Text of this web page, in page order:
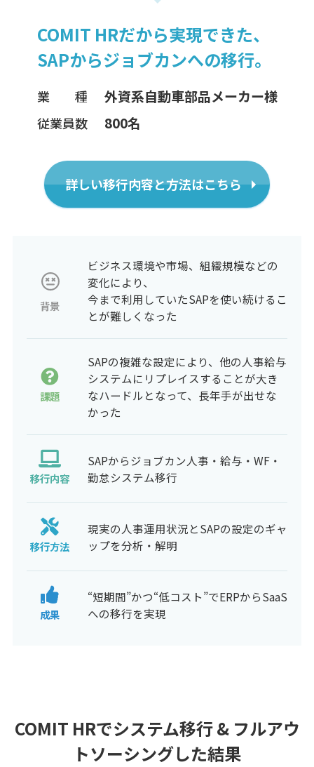
COMIT HRだから実現できた、
SAPからジョブカンへの移行。
業 種 外資系自動車部品メーカー様
従業員数 800名
詳しい移行内容と方法はこちら
背景
ビジネス環境や市場、組織規模などの
変化により、
今まで利用していたSAPを使い続けるこ
とが難しくなった
課題
SAPの複雑な設定により、他の人事給与
システムにリプレイスすることが大き
なハードルとなって、長年手が出せな
かった
移行内容
SAPからジョブカン人事・給与・WF・
勤怠システム移行
移行方法
現実の人事運用状況とSAPの設定のギャ
ップを分析・解明
成果
“短期間”かつ“低コスト”でERPからSaaS
への移行を実現
COMIT HRでシステム移行 & フルアウ
トソーシングした結果